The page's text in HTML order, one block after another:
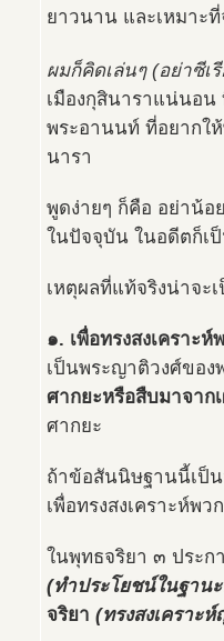
ยาวนาน และเหมาะ
ผมก็คิดเล่นๆ (อย่าซีเ
เมืองกุสินาราแน่นอน
พระอานนท์ ที่อยากใ
นารา
พูดง่ายๆ ก็คือ อย่าน้อ
ในปัจจุบัน ในอดีตก็เ
เหตุผลที่แท้จริงน่าจะ
๑. เพื่อทรงสงเคราะ
เป็นพระญาติวงศ์ของ
ศากยะหรือสืบมาจาก
ศากยะ
ถ้าข้อสันนิษฐานนี้เป็น
เพื่อทรงสงเคราะห์พ
ในพุทธจริยา ๓ ประก
(ทำประโยชน์ในฐาน
จริยา (ทรงสงเคราะ